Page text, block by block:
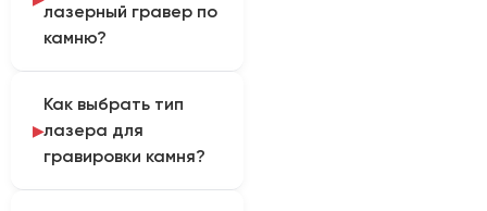
лазерный гравер по
камню?
логотипы, орнаменты,
портреты и
техническую
Как выбрать тип
лазера для
гравировки камня?